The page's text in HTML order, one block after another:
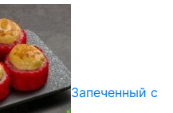
Запеченный с